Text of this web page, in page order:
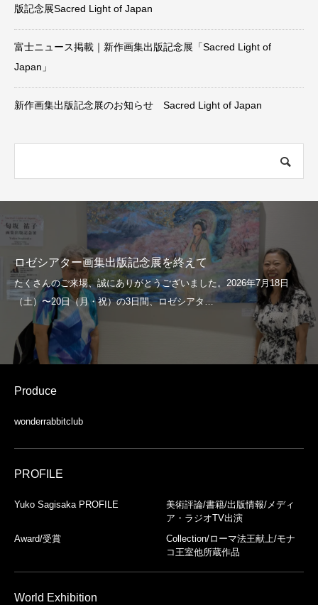
版記念展Sacred Light of Japan
富士ニュース掲載｜新作画集出版記念展「Sacred Light of
Japan」
新作画集出版記念展のお知らせ Sacred Light of Japan
ロゼシアター画集出版記念展を終えて
Produce
wonderrabbitclub
PROFILE
Yuko Sagisaka PROFILE
美術評論/書籍/出版情報/メディ
ア・ラジオTV出演
Award/受賞
Collection/ローマ法王献上/モナ
コ王室他所蔵作品
World Exhibition